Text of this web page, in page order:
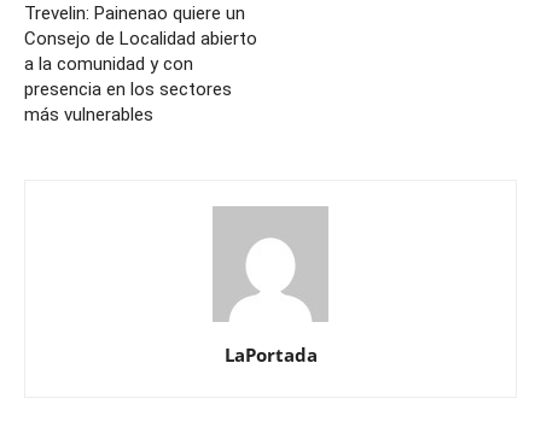
Trevelin: Painenao quiere un
Consejo de Localidad abierto
a la comunidad y con
presencia en los sectores
más vulnerables
LaPortada